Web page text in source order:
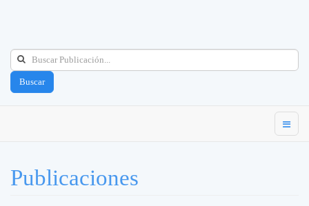
Buscar
Publicaciones